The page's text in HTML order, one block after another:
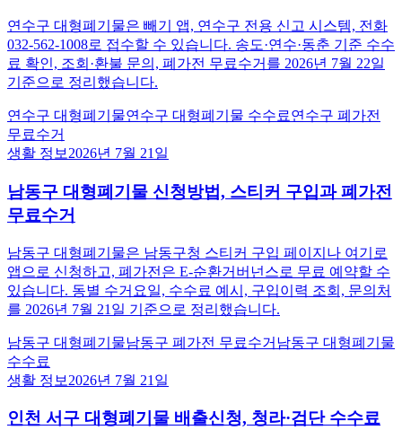
연수구 대형폐기물은 빼기 앱, 연수구 전용 신고 시스템, 전화
032-562-1008로 접수할 수 있습니다. 송도·연수·동춘 기준 수수
료 확인, 조회·환불 문의, 폐가전 무료수거를 2026년 7월 22일
기준으로 정리했습니다.
연수구 대형폐기물연수구 대형폐기물 수수료연수구 폐가전
무료수거
생활 정보 2026년 7월 21일
남동구 대형폐기물 신청방법, 스티커 구입과 폐가전
무료수거
남동구 대형폐기물은 남동구청 스티커 구입 페이지나 여기로
앱으로 신청하고, 폐가전은 E-순환거버넌스로 무료 예약할 수
있습니다. 동별 수거요일, 수수료 예시, 구입이력 조회, 문의처
를 2026년 7월 21일 기준으로 정리했습니다.
남동구 대형폐기물남동구 폐가전 무료수거 남동구 대형폐기물
수수료
생활 정보 2026년 7월 21일
인천 서구 대형폐기물 배출신청, 청라·검단 수수료